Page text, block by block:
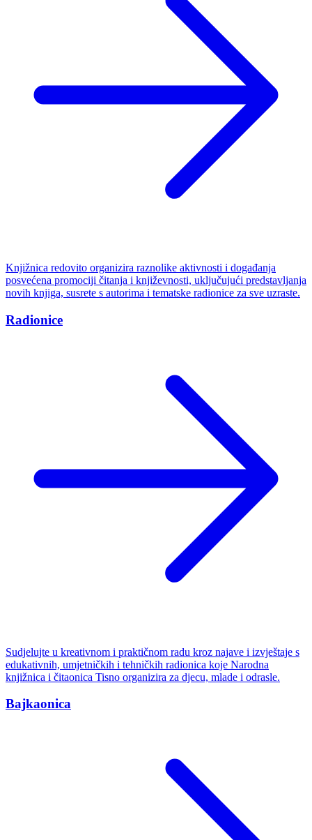
Knjižnica redovito organizira raznolike aktivnosti i događanja
posvećena promociji čitanja i književnosti, uključujući predstavljanja
novih knjiga, susrete s autorima i tematske radionice za sve uzraste.
Radionice
Sudjelujte u kreativnom i praktičnom radu kroz najave i izvještaje s
edukativnih, umjetničkih i tehničkih radionica koje Narodna
knjižnica i čitaonica Tisno organizira za djecu, mlade i odrasle.
Bajkaonica